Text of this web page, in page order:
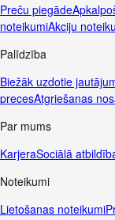
Preču piegāde
noteikumiAkciju
Palīdzība
Biežāk uzdotie
precesAtgriešanas
Par mums
KarjeraSociālā
Noteikumi
Lietošanas noteikumi